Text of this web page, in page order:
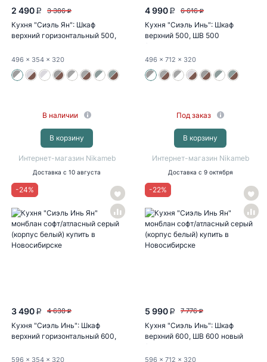
2 490 P 3 386 P
Кухня "Сиэль Ян": Шкаф
верхний горизонтальный 500,
496 x 354 x 320
В наличии
В корзину
Интернет-магазин Nikameb
Доставка с 10 августа
4 990 P 6 616 P
Кухня "Сиэль Инь": Шкаф
верхний 500, ШВ 500
(монблан...
496 x 712 x 320
Под заказ
В корзину
Интернет-магазин Nikameb
Доставка с 9 октября
-24%
3 490 P 4 638 P
Кухня "Сиэль Инь": Шкаф
верхний горизонтальный 600,
596 x 354 x 320
-22%
5 990 P 7 776 P
Кухня "Сиэль Инь": Шкаф
верхний 600, ШВ 600 новый
(монблан...
596 x 712 x 320